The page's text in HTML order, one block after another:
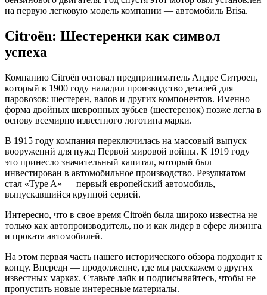
на первую легковую модель компании — автомобиль Brisa.
Citroën: Шестеренки как символ
успеха
Компанию Citroën основал предприниматель Андре Ситроен,
который в 1900 году наладил производство деталей для
паровозов: шестерен, валов и других компонентов. Именно
форма двойных шевронных зубьев (шестеренок) позже легла в
основу всемирно известного логотипа марки.
В 1915 году компания переключилась на массовый выпуск
вооружений для нужд Первой мировой войны. К 1919 году
это принесло значительный капитал, который был
инвестирован в автомобильное производство. Результатом
стал «Type A» — первый европейский автомобиль,
выпускавшийся крупной серией.
Интересно, что в свое время Citroën была широко известна не
только как автопроизводитель, но и как лидер в сфере лизинга
и проката автомобилей.
На этом первая часть нашего исторического обзора подходит к
концу. Впереди — продолжение, где мы расскажем о других
известных марках. Ставьте лайк и подписывайтесь, чтобы не
пропустить новые интересные материалы.